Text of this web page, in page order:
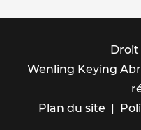
Wenling Keying
Plan du site